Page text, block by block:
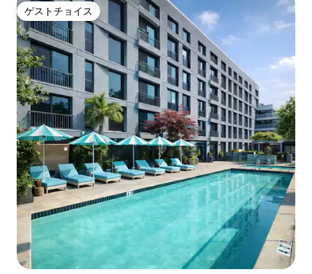
ゲストチョイス
ゲストチョイス